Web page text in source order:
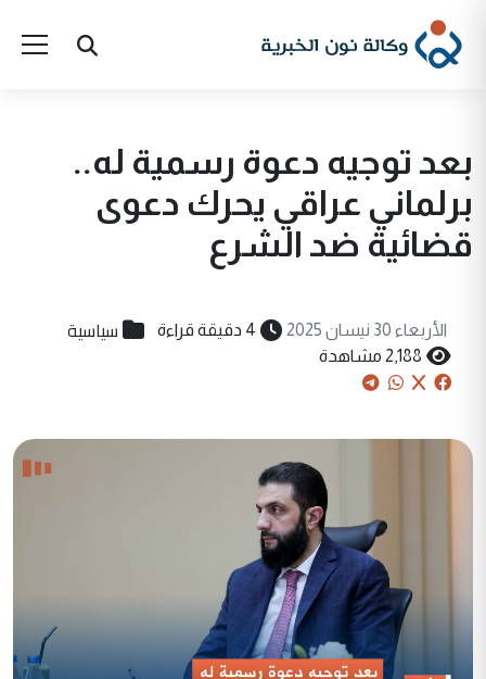
بعد توجيه دعوة رسمية له..
برلماني عراقي يحرك دعوى
قضائية ضد الشرع
الأربعاء 30 نيسان 2025 4 دقيقة قراءة سياسية
2,188 مشاهدة